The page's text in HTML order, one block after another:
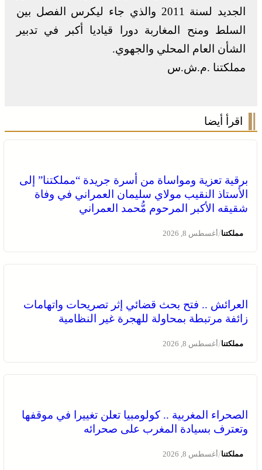
الجديد لسنة 2011 والذي جاء ليكرس الفصل بين
السلط ومنح المغاربة دورا قياديا أكبر في تدبير
الشأن العام المحلي والجهوي.
مملكتنا .م.ش.س
اقرأ أيضا
برقية تعزية ومواساة من أسرة جريدة “مملكتنا” إلى
الأستاذ النقيب مولاي سليمان العمراني في وفاة
شقيقه الأكبر المرحوم مُّحمد العمراني
مملكتنا/أغسطس 8, 2026
العرائش .. فتح بحث قضائي إثر تصريحات واتهامات
زائفة مرتبطة بمحاولة للهجرة غير النظامية
مملكتنا/أغسطس 8, 2026
الصحراء المغربية .. كولومبيا تعلن تغييرا في موقفها
وتعترف بسيادة المغرب على صحرائه
مملكتنا/أغسطس 8, 2026